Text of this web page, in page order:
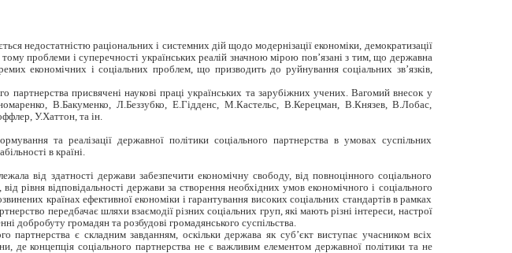
недостатністю раціональних і системних дій щодо модернізації економіки, демократизації
проблеми і суперечності українських реалій значною мірою пов’язані з тим, що державна
економічних і соціальних проблем, що призводить до руйнування соціальних зв’язків,
партнерства присвячені наукові праці українських та зарубіжних учених. Вагомий внесок у
В.Бакуменко, Л.Беззубко, Е.Гідденс, М.Кастельс, В.Керецман, В.Князев, В.Лобас,
У.Хаттон, та ін.
та реалізації державної політики соціального партнерства в умовах суспільних
в країні.
від здатності держави забезпечити економічну свободу, від повноцінного соціального
рівня відповідальності держави за створення необхідних умов економічного і соціального
країнах ефективної економіки і гарантування високих соціальних стандартів в рамках
передбачає шляхи взаємодії різних соціальних груп, які мають різні інтереси, настрої
добробуту громадян та розбудові громадянського суспільства.
партнерства є складним завданням, оскільки держава як суб’єкт виступає учасником всіх
де концепція соціального партнерства не є важливим елементом державної політики та не